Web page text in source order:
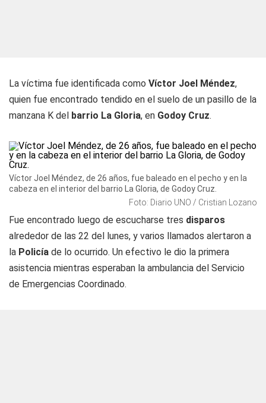
La víctima fue identificada como Víctor Joel Méndez,
quien fue encontrado tendido en el suelo de un pasillo de la
manzana K del barrio La Gloria, en Godoy Cruz.
Víctor Joel Méndez, de 26 años, fue baleado en el pecho y en la
cabeza en el interior del barrio La Gloria, de Godoy Cruz.
Foto: Diario UNO / Cristian Lozano
Fue encontrado luego de escucharse tres disparos
alrededor de las 22 del lunes, y varios llamados alertaron a
la Policía de lo ocurrido. Un efectivo le dio la primera
asistencia mientras esperaban la ambulancia del Servicio
de Emergencias Coordinado.